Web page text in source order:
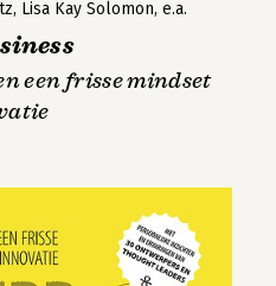
, Lisa Kay Solomon, e.a.
een frisse mindset